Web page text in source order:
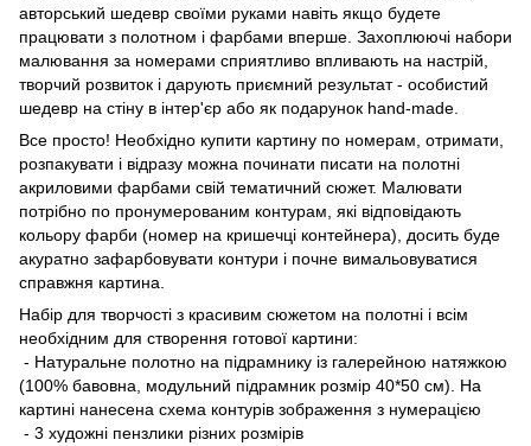
авторський шедевр своїми руками навіть якщо будете
працювати з полотном і фарбами вперше. Захоплюючі набори
малювання за номерами сприятливо впливають на настрій,
творчий розвиток і дарують приємний результат - особистий
шедевр на стіну в інтер'єр або як подарунок hand-made.
Все просто! Необхідно купити картину по номерам, отримати,
розпакувати і відразу можна починати писати на полотні
акриловими фарбами свій тематичний сюжет. Малювати
потрібно по пронумерованим контурам, які відповідають
кольору фарби (номер на кришечці контейнера), досить буде
акуратно зафарбовувати контури і почне вимальовуватися
справжня картина.
Набір для творчості з красивим сюжетом на полотні і всім
необхідним для створення готової картини:
- Натуральне полотно на підрамнику із галерейною натяжкою
(100% бавовна, модульний підрамник розмір 40*50 см). На
картині нанесена схема контурів зображення з нумерацією
- 3 художні пензлики різних розмірів